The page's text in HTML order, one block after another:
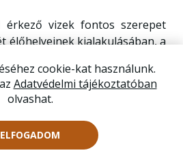
cookie-kat használunk.
Adatvédelmi tájékoztatóban
olvashat.
ELFOGADOM
vizek fontos szerepet
élőhelyeinek kialakulásában, a
galagonya cserjések mindig
puszták világához. A szúrós
talál a tövisszúró
a mezei poszáta és az örvös